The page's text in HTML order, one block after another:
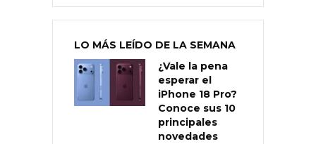
LO MÁS LEÍDO DE LA SEMANA
¿Vale la pena
esperar el
iPhone 18 Pro?
Conoce sus 10
principales
novedades